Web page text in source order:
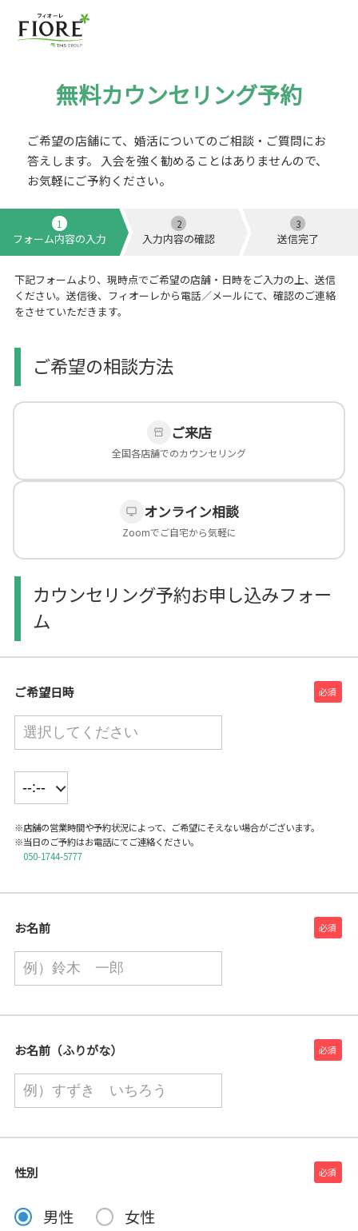
無料カウンセリング予約
ご希望の店舗にて、婚活についてのご相談・ご質問にお
答えします。
入会を強く勧めることはありませんので、
お気軽にご予約ください。
1
フォーム内容の入力
2
入力内容の確認
3
送信完了
下記フォームより、現時点でご希望の店舗・日時をご入力の上、送信
ください。送信後、フィオーレから電話／メールにて、確認のご連絡
をさせていただきます。
ご希望の相談方法
ご来店
全国各店舗でのカウンセリング
オンライン相談
Zoomでご自宅から気軽に
カウンセリング予約お申し込みフォー
ム
ご希望日時
※店舗の営業時間や予約状況によって、ご希望にそえない場合がございます。
※当日のご予約はお電話にてご連絡ください。
050-1744-5777
お名前
お名前（ふりがな）
性別
男性 女性